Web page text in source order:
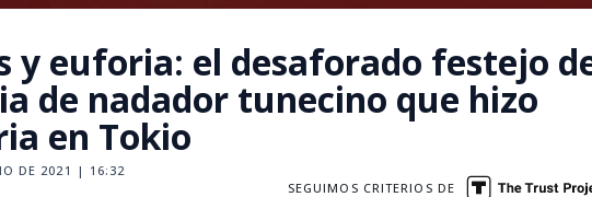
y euforia: el desaforado festejo
de nadador tunecino que hizo
en Tokio
DE 2021 | 16:32
SEGUIMOS CRITERIOS DE